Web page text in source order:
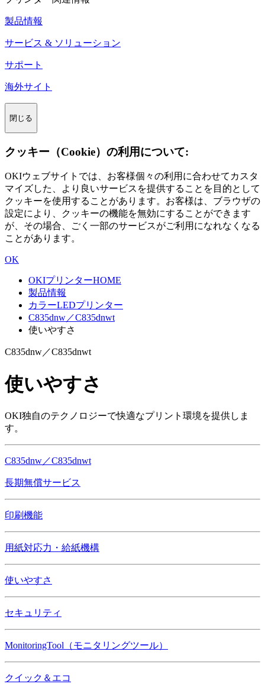
製品情報
サービス & ソリューション
サポート
海外サイト
閉じる
クッキー（Cookie）の利用について:
OKIウェブサイトでは、お客様個々の利用に合わせてカスタ
マイズした、より良いサービスを提供することを目的として
クッキーを使用することがあります。お客様は、ブラウザの
設定により、クッキーの機能を無効にすることができます
が、その場合、ごく一部のサービスがご利用になれなくなる
ことがあります。
OK
OKIプリンターHOME
製品情報
カラーLEDプリンター
C835dnw／C835dnwt
使いやすさ
C835dnw／C835dnwt
使いやすさ
OKI独自のテクノロジーで快適なプリント環境を提供しま
す。
C835dnw／C835dnwt
長期無償サービス
印刷機能
用紙対応力・給紙機構
使いやすさ
セキュリティ
MonitoringTool（モニタリングツール）
クイック＆エコ